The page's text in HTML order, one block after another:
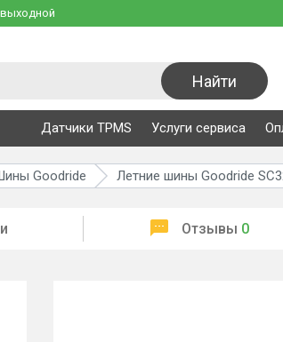
Найти
Датчики TPMS Услуги сервиса
Goodride Летние шины Goodride
Отзывы 0